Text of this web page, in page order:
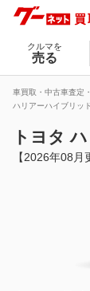
クルマを
売る
車買取・中古車査定
ハリアーハイブリッ
トヨタ
【2026年08月